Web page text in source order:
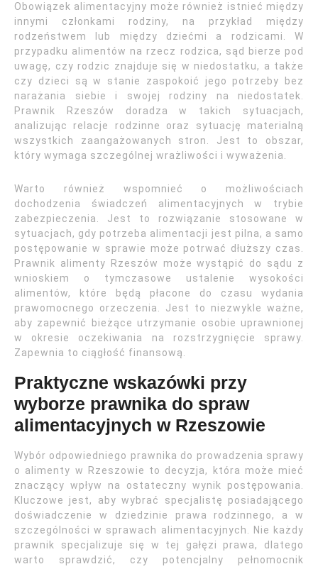
Obowiązek alimentacyjny może również istnieć między
innymi członkami rodziny, na przykład między
rodzeństwem lub między dziećmi a rodzicami. W
przypadku alimentów na rzecz rodzica, sąd bierze pod
uwagę, czy rodzic znajduje się w niedostatku, a także
czy dzieci są w stanie zaspokoić jego potrzeby bez
narażania siebie i swojej rodziny na niedostatek.
Prawnik Rzeszów doradza w takich sytuacjach,
analizując relacje rodzinne oraz sytuację materialną
wszystkich zaangażowanych stron. Jest to obszar,
który wymaga szczególnej wrażliwości i wyważenia.
Warto również wspomnieć o możliwościach
dochodzenia świadczeń alimentacyjnych w trybie
zabezpieczenia. Jest to rozwiązanie stosowane w
sytuacjach, gdy potrzeba alimentacji jest pilna, a samo
postępowanie w sprawie może potrwać dłuższy czas.
Prawnik alimenty Rzeszów może wystąpić do sądu z
wnioskiem o tymczasowe ustalenie wysokości
alimentów, które będą płacone do czasu wydania
prawomocnego orzeczenia. Jest to niezwykle ważne,
aby zapewnić bieżące utrzymanie osobie uprawnionej
w okresie oczekiwania na rozstrzygnięcie sprawy.
Zapewnia to ciągłość finansową.
Praktyczne wskazówki przy
wyborze prawnika do spraw
alimentacyjnych w Rzeszowie
Wybór odpowiedniego prawnika do prowadzenia sprawy
o alimenty w Rzeszowie to decyzja, która może mieć
znaczący wpływ na ostateczny wynik postępowania.
Kluczowe jest, aby wybrać specjalistę posiadającego
doświadczenie w dziedzinie prawa rodzinnego, a w
szczególności w sprawach alimentacyjnych. Nie każdy
prawnik specjalizuje się w tej gałęzi prawa, dlatego
warto sprawdzić, czy potencjalny pełnomocnik